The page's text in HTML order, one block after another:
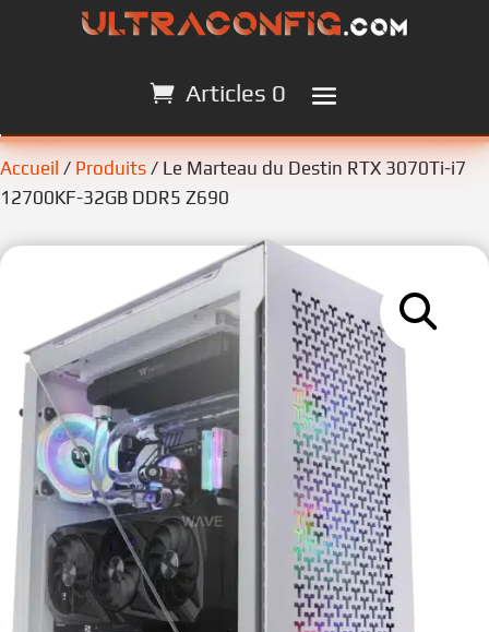
Articles 0
Articles 0
Accueil / Produits / Le Marteau du Destin RTX 3070Ti-i7
12700KF-32GB DDR5 Z690